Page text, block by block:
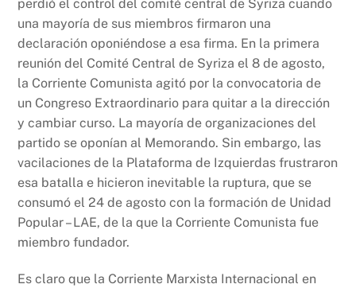
perdió el control del comité central de Syriza cuando
una mayoría de sus miembros firmaron una
declaración oponiéndose a esa firma. En la primera
reunión del Comité Central de Syriza el 8 de agosto,
la Corriente Comunista agitó por la convocatoria de
un Congreso Extraordinario para quitar a la dirección
y cambiar curso. La mayoría de organizaciones del
partido se oponían al Memorando. Sin embargo, las
vacilaciones de la Plataforma de Izquierdas frustraron
esa batalla e hicieron inevitable la ruptura, que se
consumó el 24 de agosto con la formación de Unidad
Popular – LAE, de la que la Corriente Comunista fue
miembro fundador.
Es claro que la Corriente Marxista Internacional en